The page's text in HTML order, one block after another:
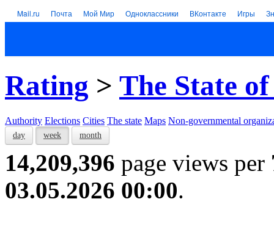
Mail.ru Почта Мой Мир Одноклассники ВКонтакте Игры
Rating > The State
Authority Elections Cities The state Maps Non-governmental
day week month
14,209,396 page views per
03.05.2026 00:00.